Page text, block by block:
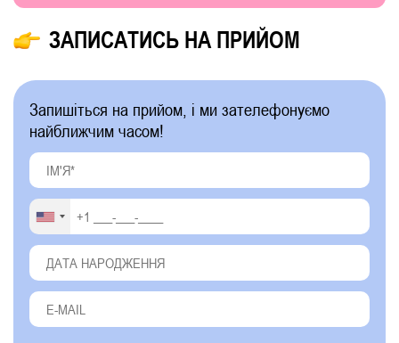
ЗАПИСАТИСЬ НА ПРИЙОМ
Запишіться на прийом, і ми зателефонуємо
найближчим часом!